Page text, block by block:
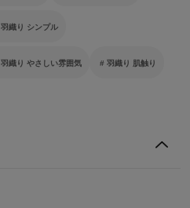
羽織り シンプル
羽織り やさしい雰囲気 羽織り 肌触り